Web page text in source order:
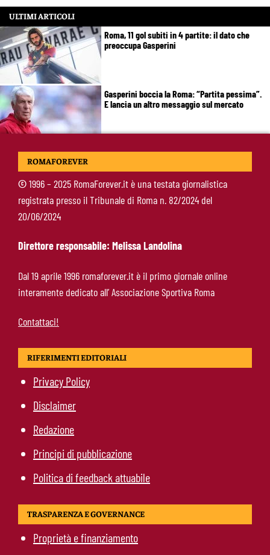
ULTIMI ARTICOLI
Roma, 11 gol subiti in 4 partite: il dato che
preoccupa Gasperini
Gasperini boccia la Roma: “Partita pessima”.
E lancia un altro messaggio sul mercato
Roma, termina il tour britannico: Gasperini
Fiorentina
Roma-Cacciamani, Cairo alza il muro ma lascia
uno spiraglio: “Dipende dalle offerte”
ROMAFOREVER
©1996 – 2025 RomaForever.it è una testata giornalistica
registrata presso il Tribunale di Roma n. 82/2024 del
20/06/2024
Direttore responsabile: Melissa Landolina
Dal 19 aprile 1996 romaforever.it è il primo giornale online
interamente dedicato all’ Associazione Sportiva Roma
Contattaci!
RIFERIMENTI EDITORIALI
Privacy Policy
Disclaimer
Redazione
Principi di pubblicazione
Politica di feedback attuabile
TRASPARENZA E GOVERNANCE
Proprietà e finanziamento